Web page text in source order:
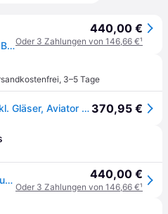
Tom Ford FT6040-B 008 Blaue-Light Block Gunmetal Herren Brillen
440,00 €
Oder 3 Zahlungen von 146,66 €¹
, 3–5 Tage
Tom Ford FT 6040-B 008, inkl. Gläser, Aviator Brille, Herren 370,95 €
Tom Ford FT6040-B 008 Blaue-Light Block Gunmetal Herren Brillen 440,00 €
Oder 3 Zahlungen von 146,66 €¹